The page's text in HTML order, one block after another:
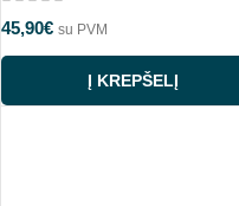
45,90€ su PVM
Į KREPŠELĮ